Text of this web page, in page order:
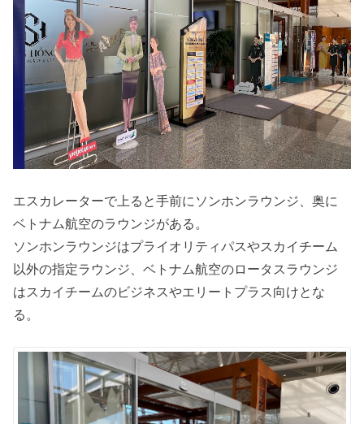
エスカレーターで上ると手前にソンホンラウンジ、奥に
ベトナム航空のラウンジがある。
ソンホンラウンジはプライオリティパスやスカイチーム
以外の指定ラウンジ、ベトナム航空のロータスラウンジ
はスカイチームのビジネスやエリートプラス向けとな
る。